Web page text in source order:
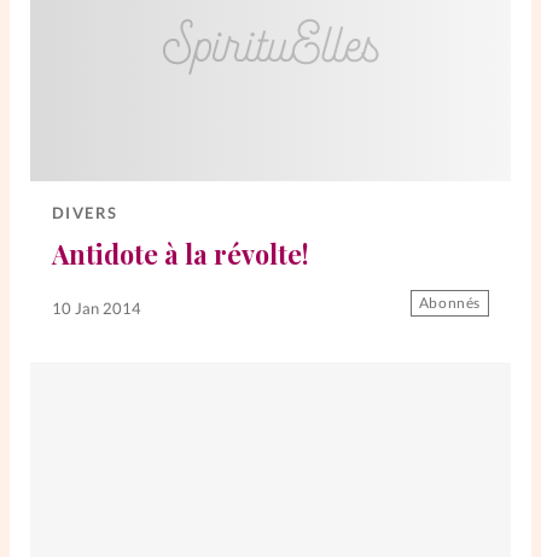
DIVERS
Antidote à la révolte!
10 Jan 2014 Abonnés